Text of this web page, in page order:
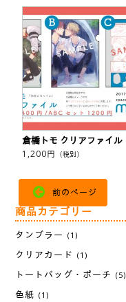
倉橋トモ クリアファイル
1,200円 （税別）
前のページ
商品カテゴリー
タンブラー (1)
クリアカード (1)
トートバッグ・ポーチ (5)
色紙 (1)